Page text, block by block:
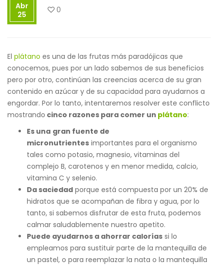
Abr
25
0
El plátano es una de las frutas más paradójicas que
conocemos, pues por un lado sabemos de sus beneficios
pero por otro, continúan las creencias acerca de su gran
contenido en azúcar y de su capacidad para ayudarnos a
engordar. Por lo tanto, intentaremos resolver este conflicto
mostrando cinco razones para comer un plátano:
Es una gran fuente de
micronutrientes importantes para el organismo
tales como potasio, magnesio, vitaminas del
complejo B, carotenos y en menor medida, calcio,
vitamina C y selenio.
Da saciedad porque está compuesta por un 20% de
hidratos que se acompañan de fibra y agua, por lo
tanto, si sabemos disfrutar de esta fruta, podemos
calmar saludablemente nuestro apetito.
Puede ayudarnos a ahorrar calorías si lo
empleamos para sustituir parte de la mantequilla de
un pastel, o para reemplazar la nata o la mantequilla